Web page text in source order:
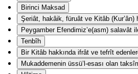
Birinci Maksad
Şeriât, hakâik, füruât ve Kitâb (Kur’ân)
Peygamber Efendimiz’e(asm) salavât
Tenbîh
Bir Kitâb hakkında ifrât ve tefrît
Mukaddemenin üssü’l-esası olan